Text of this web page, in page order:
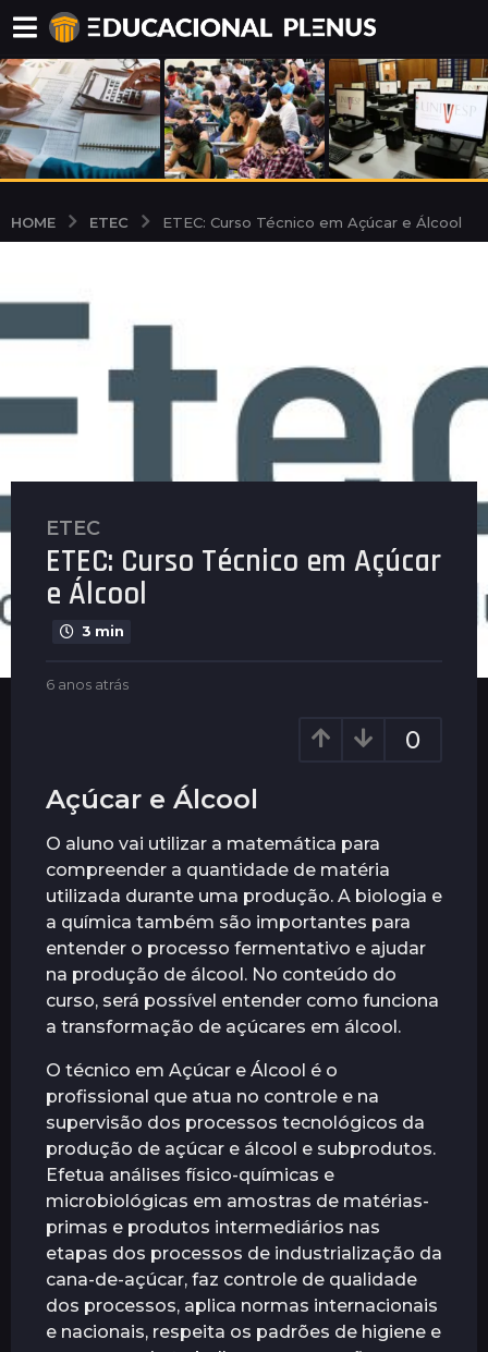
HOME ETEC ETEC: Curso Técnico em Açúcar e Álcool
6
a
o
t
6
n
o
s
a
t
r
á
s
ETEC
ETEC: Curso Técnico em Açúcar
e Álcool
3 min
b
n
u
6 anos atrás
t
á
s
0
Açúcar e Álcool
O aluno vai utilizar a matemática para
compreender a quantidade de matéria
utilizada durante uma produção. A biologia e
a química também são importantes para
entender o processo fermentativo e ajudar
na produção de álcool. No conteúdo do
curso, será possível entender como funciona
a transformação de açúcares em álcool.
O técnico em Açúcar e Álcool é o
profissional que atua no controle e na
supervisão dos processos tecnológicos da
produção de açúcar e álcool e subprodutos.
Efetua análises físico-químicas e
microbiológicas em amostras de matérias-
primas e produtos intermediários nas
etapas dos processos de industrialização da
cana-de-açúcar, faz controle de qualidade
dos processos, aplica normas internacionais
e nacionais, respeita os padrões de higiene e